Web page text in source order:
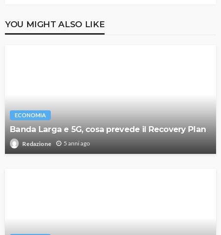
YOU MIGHT ALSO LIKE
ECONOMIA
Banda Larga e 5G, cosa prevede il Recovery Plan
Redazione 5 anni ago